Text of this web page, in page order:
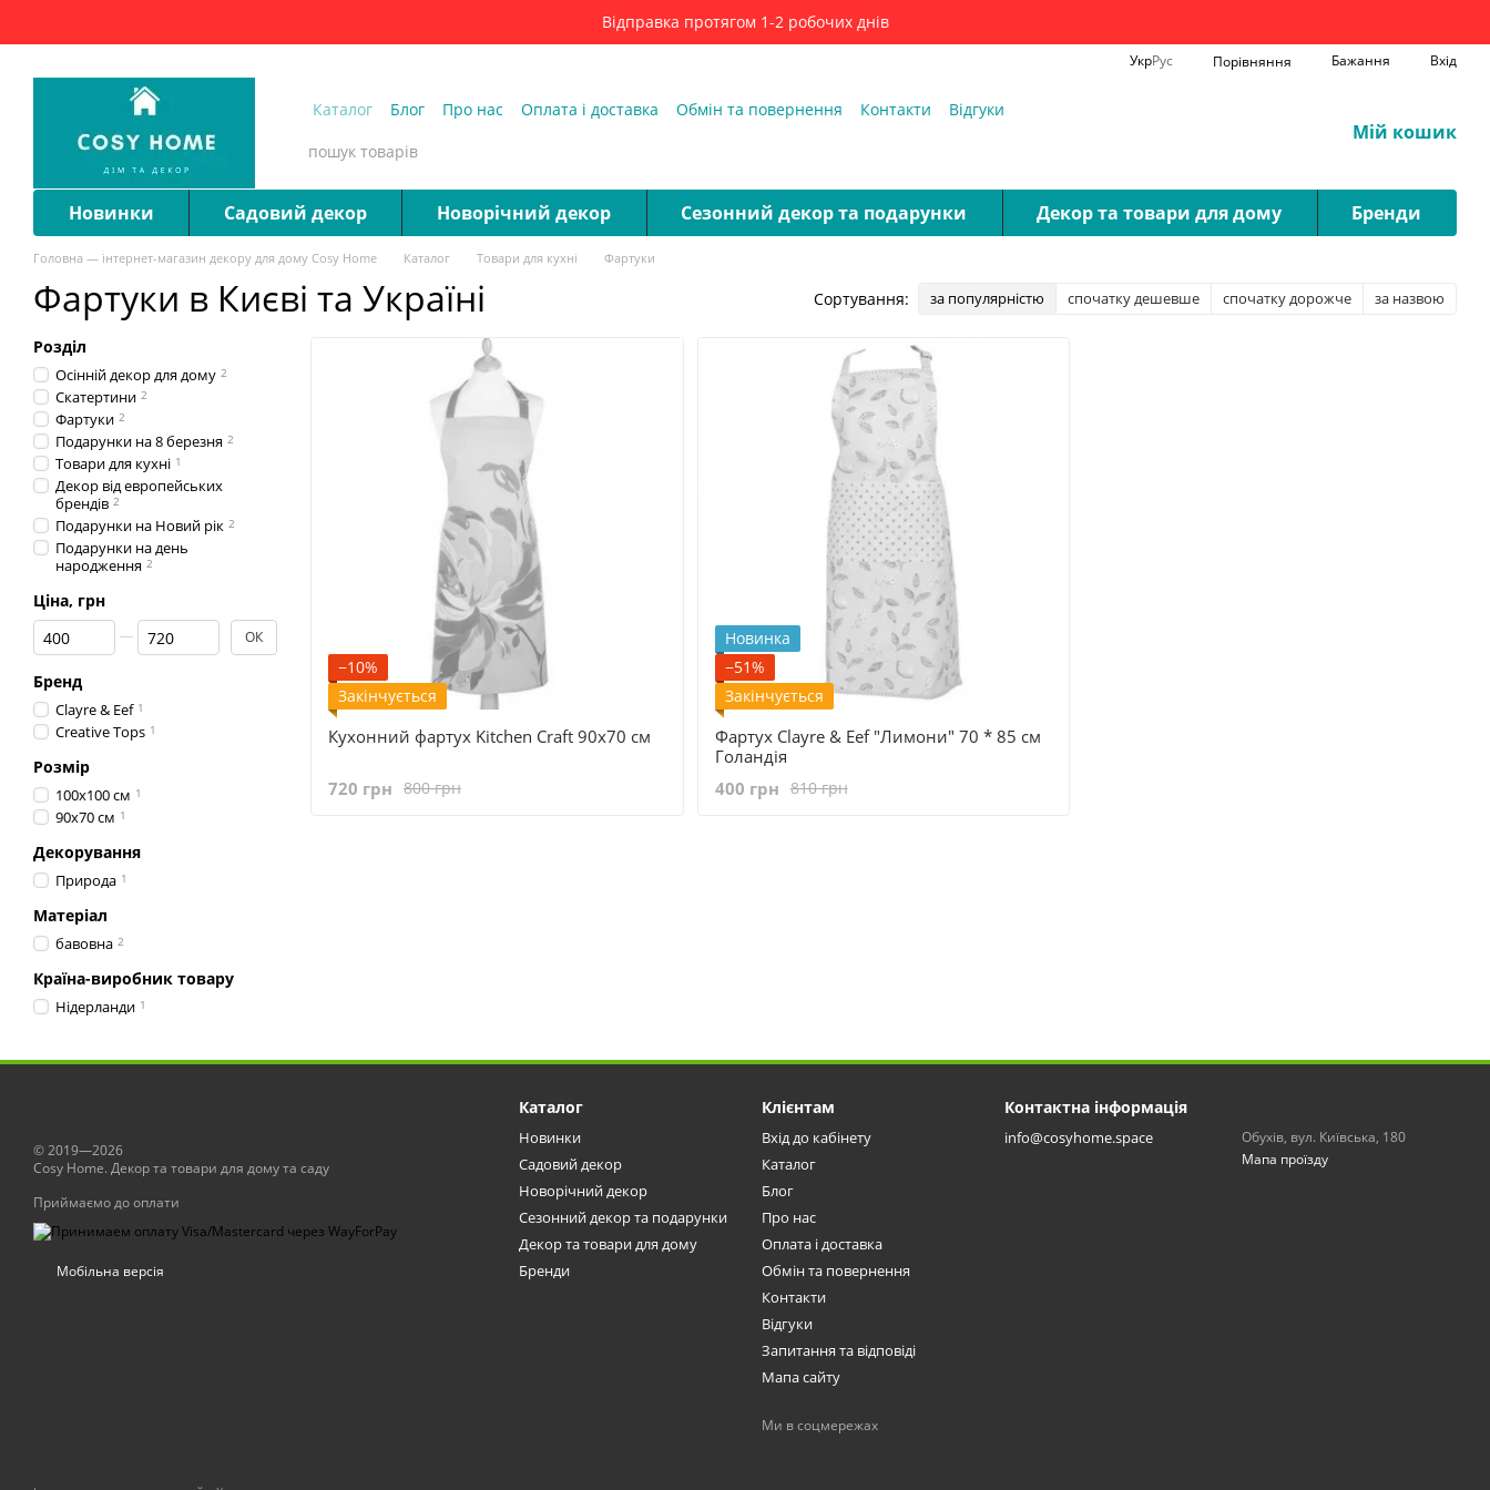
Відправка протягом 1-2 робочих днів
УкрРус Порівняння Бажання Вхід
Каталог Блог Про нас Оплата і доставка Обмін та повернення Контакти
Відгуки
Мій кошик
Новинки Садовий декор Новорічний декор Сезонний декор та подарунки Декор та товари для дому Бренди
Головна — інтернет-магазин декору для дому Cosy Home Каталог Товари для кухні Фартуки
Фартуки в Києві та Україні Сортування: за популярністю спочатку дешевше спочатку дорожче за назвою
−10%
Закінчується
Кухонний фартух Kitchen Craft 90x70 см
800 грн
720 грн
Новинка
−51%
Закінчується
Фартух Clayre & Eef "Лимони" 70 * 85 см
Голандія
810 грн
400 грн
Розділ
Осінній декор для дому 2
Скатертини 2
Фартуки 2
Подарунки на 8 березня 2
Товари для кухні 1
Декор від европейських
брендів 2
Подарунки на Новий рік 2
Подарунки на день
народження 2
Ціна, грн
Від Ціна, грн
До Ціна, грн ОК
Бренд
Clayre & Eef 1
Сreative Tops 1
Розмір
100х100 см 1
90x70 см 1
Декорування
Природа 1
Матеріал
бавовна 2
Країна-виробник товару
Нідерланди 1
© 2019—2026
Сosy Home. Декор та товари для дому та саду
Приймаємо до оплати
Мобільна версія
Каталог
Новинки
Садовий декор
Новорічний декор
Сезонний декор та подарунки
Декор та товари для дому
Бренди
Клієнтам
Вхід до кабінету
Каталог
Блог
Про нас
Оплата і доставка
Обмін та повернення
Контакти
Відгуки
Запитання та відповіді
Мапа сайту
Ми в соцмережах
Контактна інформація
info@cosyhome.space
Обухів, вул. Київська, 180
Мапа проїзду